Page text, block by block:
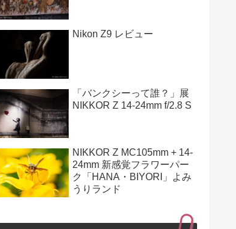
Nikon Z9 レビュー
「バンクシーって誰？」展
NIKKOR Z 14-24mm f/2.8 S
NIKKOR Z MC105mm + 14-
24mm 新感覚フラワーパー
ク「HANA・BIYORI」よみ
うりランド